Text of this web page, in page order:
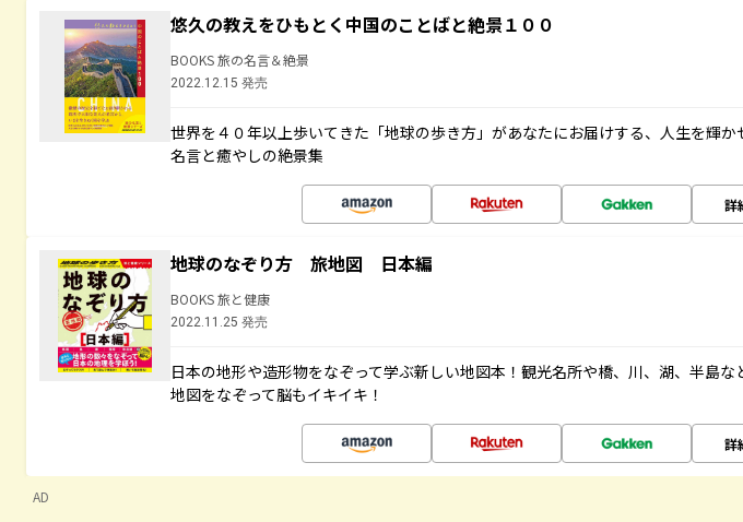
悠久の教えをひもとく中国のことばと絶景１００
BOOKS 旅の名言＆絶景
2022.12.15 発売
世界を４０年以上歩いてきた「地球の歩き方」があなたにお届けする、人生を輝か
名言と癒やしの絶景集
詳
地球のなぞり方 旅地図 日本編
BOOKS 旅と健康
2022.11.25 発売
日本の地形や造形物をなぞって学ぶ新しい地図本！観光名所や橋、川、湖、半島な
地図をなぞって脳もイキイキ！
詳
AD